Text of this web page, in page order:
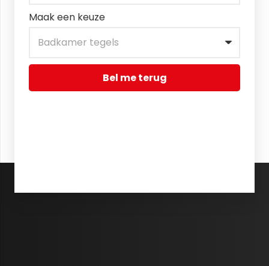
Maak een keuze
Bel me terug